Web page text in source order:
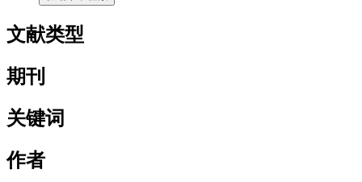
文献类型
期刊
关键词
作者